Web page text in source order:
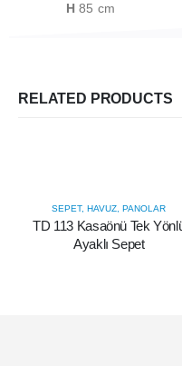
H 85 cm
RELATED PRODUCTS
SEPET, HAVUZ, PANOLAR
TD 113 Kasaönü Tek
Ayaklı Sepet